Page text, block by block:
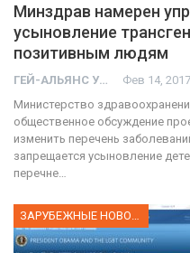
Минздрав намерен
усыновление
позитивным людям
ГЕЙ-АЛЬЯНС УКРАИНА Фев 14, 2017
Министерство
общественное обсуждение
изменить перечень
запрещается усыновление
перечне…